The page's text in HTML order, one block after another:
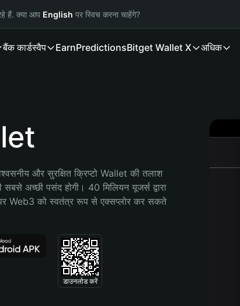
हैं. क्या आप English पर स्विच करना चाहेंगे?
बैंक कार्डस्वैप EarnPredictionsBitget Wallet X अधिक
और सुरक्षित क्रिप्टो Wallet की तलाश
अच्छी पसंद होगी। 40 मिलियन यूजर्स द्वारा
Web3 को स्वतंत्र रूप से एक्सप्लोर कर सकते
डाउनलोड करें